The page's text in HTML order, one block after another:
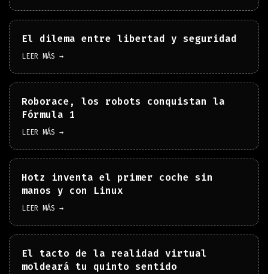
El dilema entre libertad y seguridad
LEER MÁS →
Roborace, los robots conquistan la
Fórmula 1
LEER MÁS →
Hotz inventa el primer coche sin
manos y con Linux
LEER MÁS →
El tacto de la realidad virtual
moldeará tu quinto sentido